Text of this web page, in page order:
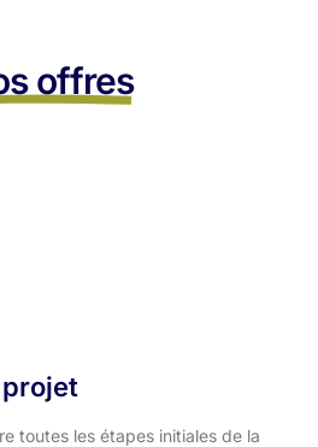
offres
toutes les étapes initiales de la